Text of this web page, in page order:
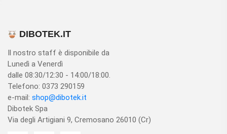
DIBOTEK.IT
Il nostro staff è disponibile da
Lunedì a Venerdì
dalle 08:30/12:30 - 14:00/18:00.
Telefono: 0373 290159
e-mail: shop@dibotek.it
Dibotek Spa
Via degli Artigiani 9, Cremosano 26010 (Cr)